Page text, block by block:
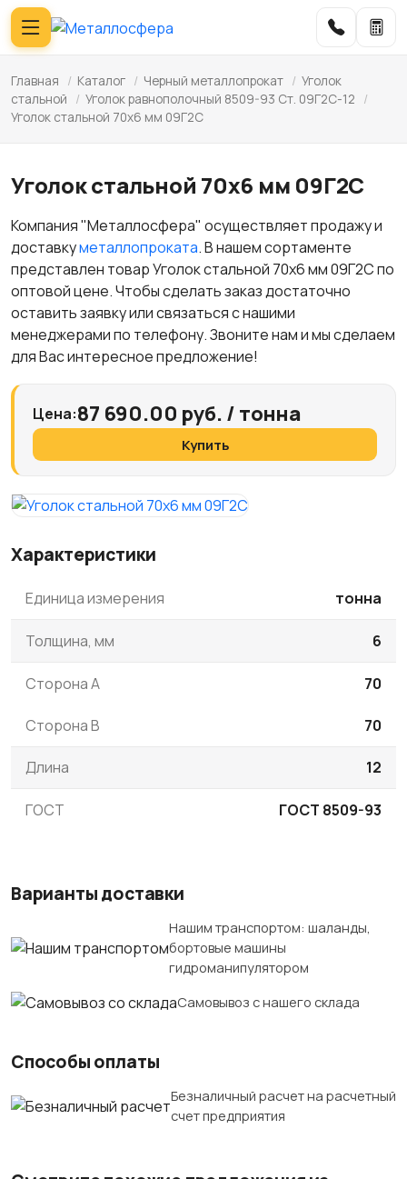
Главная / Каталог / Черный металлопрокат / Уголок
стальной
/ Уголок равнополочный 8509-93 Ст. 09Г2С-12
/
Уголок стальной 70х6 мм 09Г2С
Уголок стальной 70х6 мм 09Г2С
Компания "Металлосфера" осуществляет продажу и
доставкуметаллопроката. В нашем сортаменте
представлен товар Уголок стальной 70х6 мм 09Г2С по
оптовой цене. Чтобы сделать заказ достаточно
оставить заявку или связаться с нашими
менеджерами по телефону. Звоните нам и мы сделаем
для Вас интересное предложение!
Цена:87 690.00 руб. / тонна
Купить
Характеристики
Единица измерения тонна
Толщина, мм 6
Сторона A 70
Сторона B 70
Длина 12
ГОСТ ГОСТ 8509-93
Варианты доставки
Нашим транспортом: шаланды,
бортовые машины
гидроманипулятором
Самовывоз с нашего склада
Способы оплаты
Безналичный расчет на расчетный
счет предприятия